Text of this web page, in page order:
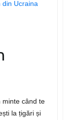
minte când te
la țigări și